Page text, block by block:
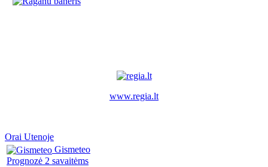
www.regia.lt
Orai Utenoje
Gismeteo
Prognozė 2 savaitėms